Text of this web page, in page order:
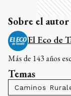
Sobre el autor
El Eco de
Más de 143 años
Temas
Caminos